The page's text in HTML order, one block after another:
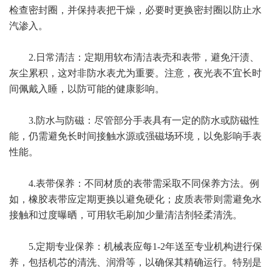
检查密封圈，并保持表把干燥，必要时更换密封圈以防止水
汽渗入。
2.日常清洁：定期用软布清洁表壳和表带，避免汗渍、
灰尘累积，这对非防水表尤为重要。注意，夜光表不宜长时
间佩戴入睡，以防可能的健康影响。
3.防水与防磁：尽管部分手表具有一定的防水或防磁性
能，仍需避免长时间接触水源或强磁场环境，以免影响手表
性能。
4.表带保养：不同材质的表带需采取不同保养方法。例
如，橡胶表带应定期更换以避免硬化；皮质表带则需避免水
接触和过度曝晒，可用软毛刷加少量清洁剂轻柔清洗。
5.定期专业保养：机械表应每1-2年送至专业机构进行保
养，包括机芯的清洗、润滑等，以确保其精确运行。特别是